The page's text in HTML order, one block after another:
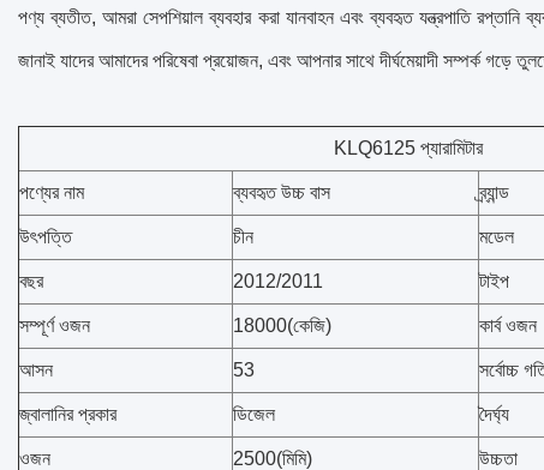
পণ্য ব্যতীত, আমরা সেপশিয়াল ব্যবহার করা যানবাহন এবং ব্যবহৃত যন্ত্রপাতি
জানাই যাদের আমাদের পরিষেবা প্রয়োজন, এবং আপনার সাথে দীর্ঘমেয়াদী সম্পর্ক গড়ে
KLQ6125 প্যারামিটার
পণ্যের নাম ব্যবহৃত উচ্চ বাস ব্র্যান্ড
উৎপত্তি চীন মডেল
বছর 2012/2011 টাইপ
সম্পূর্ণ ওজন 18000(কেজি) কার্ব ওজন
আসন 53 সর্বোচ্চ
জ্বালানির প্রকার ডিজেল দৈর্ঘ্য
ওজন 2500(মিমি) উচ্চতা